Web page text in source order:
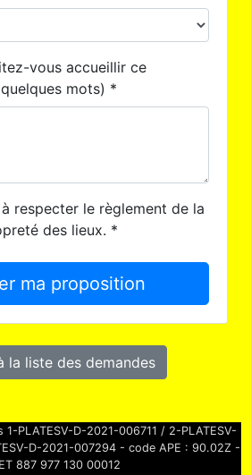
vous accueillir ce
mots) *
respecter le règlement de la
des lieux. *
ma proposition
la liste des demandes
1-PLATESV-D-2021-006711 / 2-PLATESV-
D-2021-007294 - code APE : 90.02Z -
887 977 130 00012